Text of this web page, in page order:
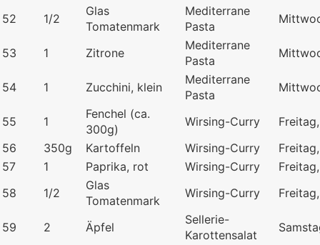
52 1/2
Glas
Tomatenmark
Mediterrane
Pasta
53 1 Zitrone
Mediterrane
Pasta
54 1 Zucchini, klein
Mediterrane
Pasta
55 1
Fenchel (ca.
300g)
Wirsing-Curry
56
350g Kartoffeln Wirsing-Curry
57
1 Paprika, rot Wirsing-Curry
58
1/2
Glas
Tomatenmark
Wirsing-Curry
59 2 Äpfel
Sellerie-
Karottensalat